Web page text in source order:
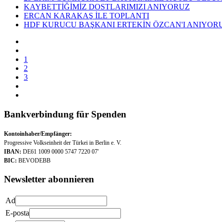
KAYBETTİĞİMİZ DOSTLARIMIZI ANIYORUZ
ERCAN KARAKAŞ İLE TOPLANTI
HDF KURUCU BAŞKANI ERTEKİN ÖZCAN'I
1
2
3
Bankverbindung für Spenden
Kontoinhaber/Empfänger:
Progressive Volkseinheit der Türkei in Berlin e. V.
IBAN: DE61 1009 0000 5747 7220 07'
BIC: BEVODEBB
Newsletter abonnieren
Ad
E-posta